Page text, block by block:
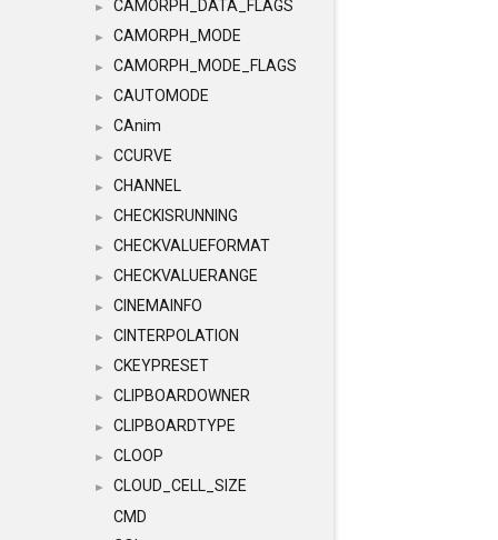
► CAMORPH_DATA_FLAGS
► CAMORPH_MODE
► CAMORPH_MODE_FLAGS
► CAUTOMODE
► CAnim
► CCURVE
► CHANNEL
► CHECKISRUNNING
► CHECKVALUEFORMAT
► CHECKVALUERANGE
► CINEMAINFO
► CINTERPOLATION
► CKEYPRESET
► CLIPBOARDOWNER
► CLIPBOARDTYPE
► CLOOP
►
CLOUD_CELL_SIZE
CMD